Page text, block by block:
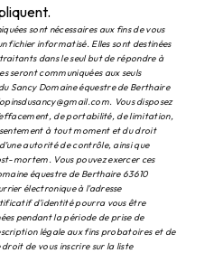
sont nécessaires aux fins de vous
fichier informatisé. Elles sont destinées
dans le seul but de répondre à
seront communiquées aux seuls
Sancy Domaine équestre de Berthaire
Vous disposez
de portabilité, de limitation,
à tout moment et du droit
autorité de contrôle, ainsi que
mortem. Vous pouvez exercer ces
équestre de Berthaire 63610
électronique à l'adresse
d'identité pourra vous être
pendant la période de prise de
légale aux fins probatoires et de
de vous inscrire sur la liste